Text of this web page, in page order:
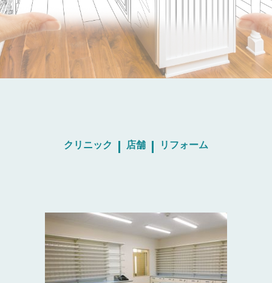
クリニック 店舗 リフォーム